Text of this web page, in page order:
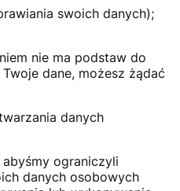
swoich danych);
nie ma podstaw do
dane, możesz żądać
danych
ograniczyli
danych osobowych